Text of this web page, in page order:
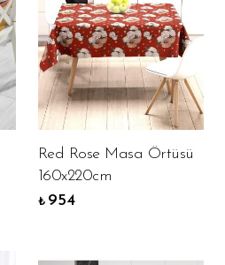
Red Rose Masa Örtüsü
160x220cm
₺ 954